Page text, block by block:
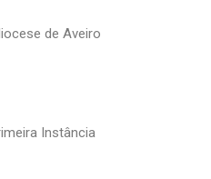
de Aveiro
Instância